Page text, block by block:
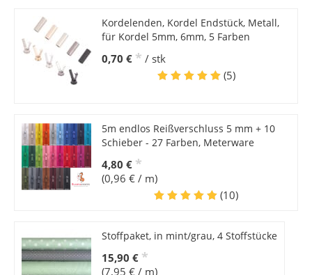
Kordelenden, Kordel Endstück, Metall,
für Kordel 5mm, 6mm, 5 Farben
0,70 € * / stk
(5)
5m endlos Reißverschluss 5 mm + 10
Schieber - 27 Farben, Meterware
4,80 € *
(0,96 € / m)
(10)
Stoffpaket, in mint/grau, 4 Stoffstücke
15,90 € *
(7,95 € / m)